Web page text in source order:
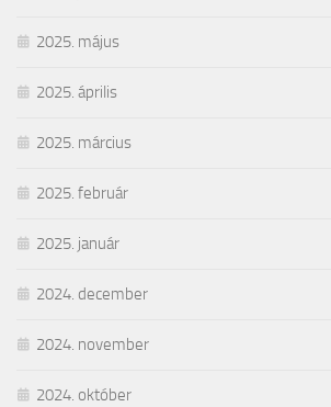
2025. május
2025. április
2025. március
2025. február
2025. január
2024. december
2024. november
2024. október